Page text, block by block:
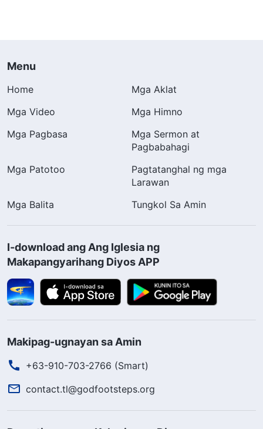
Menu
Home
Mga Aklat
Mga Video
Mga Himno
Mga Pagbasa
Mga Sermon at
Pagbabahagi
Mga Patotoo
Pagtatanghal ng mga
Larawan
Mga Balita
Tungkol Sa Amin
I-download ang Ang Iglesia ng
Makapangyarihang Diyos APP
Makipag-ugnayan sa Amin
+63-910-703-2766 (Smart)
contact.tl@godfootsteps.org